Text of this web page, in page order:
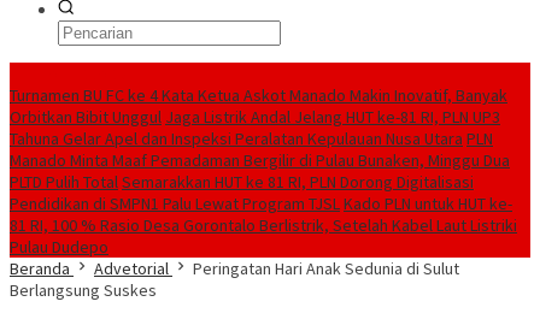
Turnamen BU FC ke 4 Kata Ketua Askot Manado Makin Inovatif, Banyak
Orbitkan Bibit Unggul Jaga Listrik Andal Jelang HUT ke-81 RI, PLN UP3
Tahuna Gelar Apel dan Inspeksi Peralatan Kepulauan Nusa Utara PLN
Manado Minta Maaf Pemadaman Bergilir di Pulau Bunaken, Minggu Dua
PLTD Pulih TotalSemarakkan HUT ke 81 RI, PLN Dorong Digitalisasi
Pendidikan di SMPN1 Palu Lewat Program TJSLKado PLN untuk HUT ke-
81 RI, 100 % Rasio Desa Gorontalo Berlistrik, Setelah Kabel Laut Listriki
Pulau Dudepo
Beranda
Advetorial
Peringatan Hari Anak Sedunia di Sulut
Berlangsung Suskes